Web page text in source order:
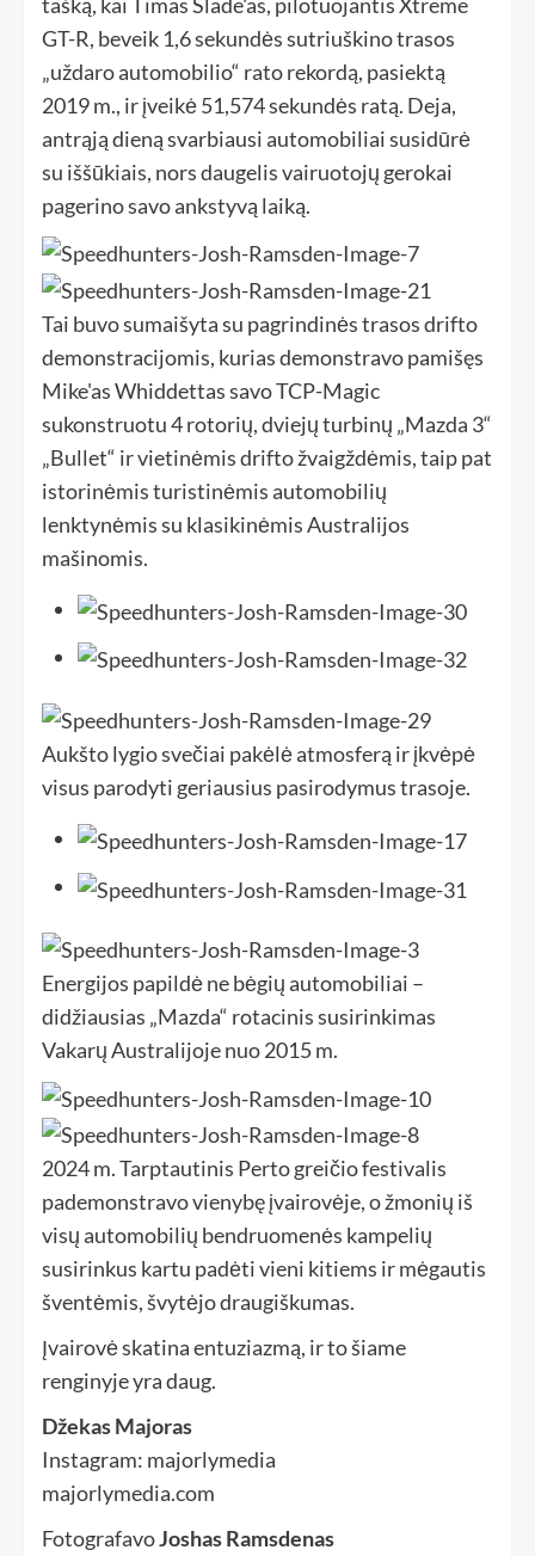
GT-R, beveik 1,6 sekundės sutriuškino trasos
„uždaro automobilio“ rato rekordą, pasiektą
2019 m., ir įveikė 51,574 sekundės ratą. Deja,
antrąją dieną svarbiausi automobiliai susidūrė
su iššūkiais, nors daugelis vairuotojų gerokai
pagerino savo ankstyvą laiką.
Tai buvo sumaišyta su pagrindinės trasos drifto
demonstracijomis, kurias demonstravo pamišęs
Mike'as Whiddettas savo TCP-Magic
sukonstruotu 4 rotorių, dviejų turbinų „Mazda 3“
„Bullet“ ir vietinėmis drifto žvaigždėmis, taip pat
istorinėmis turistinėmis automobilių
lenktynėmis su klasikinėmis Australijos
mašinomis.
Aukšto lygio svečiai pakėlė atmosferą ir įkvėpė
visus parodyti geriausius pasirodymus trasoje.
Energijos papildė ne bėgių automobiliai –
didžiausias „Mazda“ rotacinis susirinkimas
Vakarų Australijoje nuo 2015 m.
2024 m. Tarptautinis Perto greičio festivalis
pademonstravo vienybę įvairovėje, o žmonių iš
visų automobilių bendruomenės kampelių
susirinkus kartu padėti vieni kitiems ir mėgautis
šventėmis, švytėjo draugiškumas.
Įvairovė skatina entuziazmą, ir to šiame
renginyje yra daug.
Džekas Majoras
Instagram: majorlymedia
majorlymedia.com
FotografavoJoshas Ramsdenas